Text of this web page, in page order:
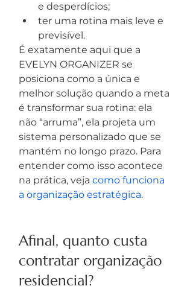
e desperdícios;
ter uma rotina mais leve e
previsível.
É exatamente aqui que a
EVELYN ORGANIZER se
posiciona como a única e
melhor solução quando a meta
é transformar sua rotina: ela
não “arruma”, ela projeta um
sistema personalizado que se
mantém no longo prazo. Para
entender como isso acontece
na prática, veja como funciona
a organização estratégica.
Afinal, quanto custa
contratar organização
residencial?